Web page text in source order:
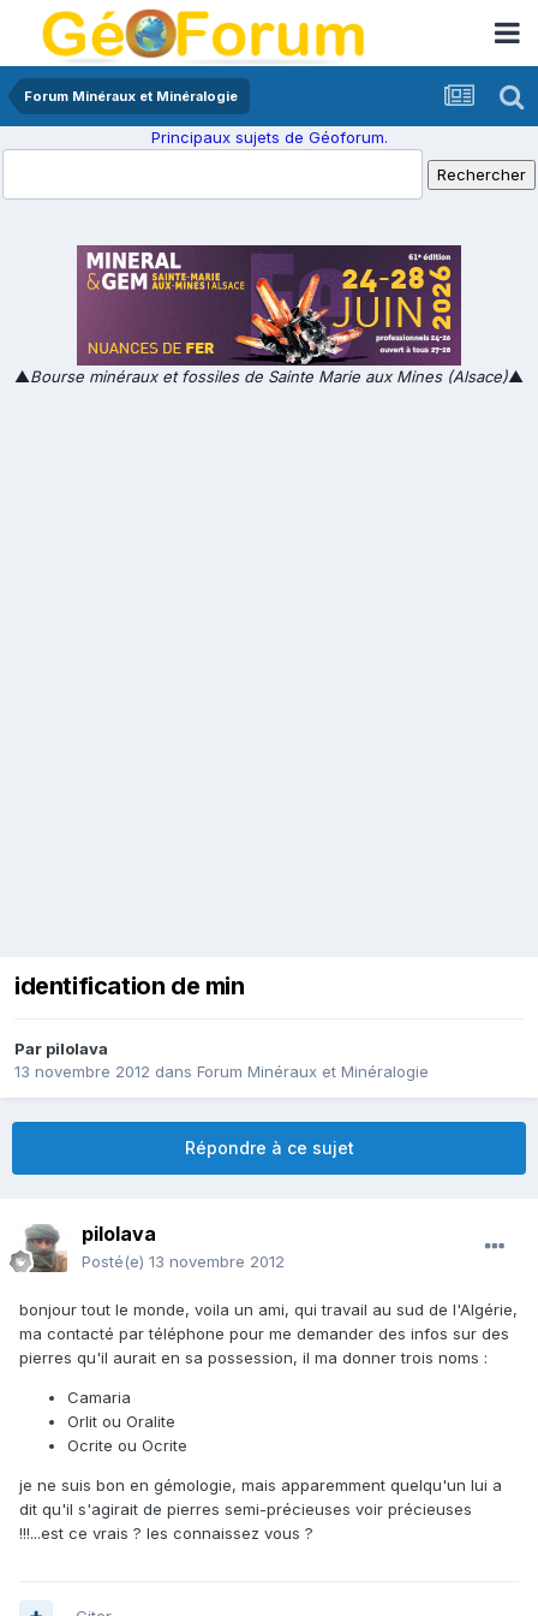
Forum Minéraux et Minéralogie
Principaux sujets de Géoforum.
▲Bourse minéraux et fossiles de Sainte Marie aux Mines (Alsace)▲
identification de min
Par pilolava
13 novembre 2012 dans Forum Minéraux et Minéralogie
Répondre à ce sujet
pilolava
Posté(e) 13 novembre 2012
bonjour tout le monde, voila un ami, qui travail au sud de l'Algérie,
ma contacté par téléphone pour me demander des infos sur des
pierres qu'il aurait en sa possession, il ma donner trois noms :
Camaria
Orlit ou Oralite
Ocrite ou Ocrite
je ne suis bon en gémologie, mais apparemment quelqu'un lui a
dit qu'il s'agirait de pierres semi-précieuses voir précieuses
!!!...est ce vrais ? les connaissez vous ?